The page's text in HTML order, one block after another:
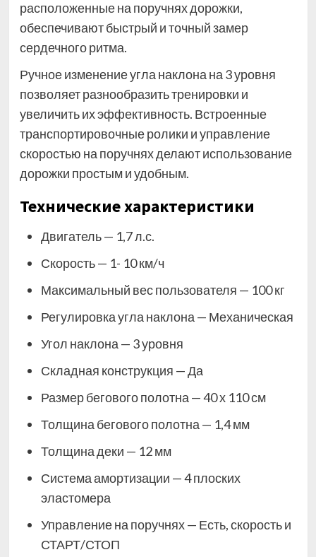
расположенные на поручнях дорожки,
обеспечивают быстрый и точный замер
сердечного ритма.
Ручное изменение угла наклона на 3 уровня
позволяет разнообразить тренировки и
увеличить их эффективность. Встроенные
транспортировочные ролики и управление
скоростью на поручнях делают использование
дорожки простым и удобным.
Технические характеристики
Двигатель — 1,7 л.с.
Скорость — 1- 10 км/ч
Максимальный вес пользователя — 100 кг
Регулировка угла наклона — Механическая
Угол наклона — 3 уровня
Складная конструкция — Да
Размер бегового полотна — 40 х 110 см
Толщина бегового полотна — 1,4 мм
Толщина деки — 12 мм
Система амортизации — 4 плоских
эластомера
Управление на поручнях — Есть, скорость и
СТАРТ/СТОП